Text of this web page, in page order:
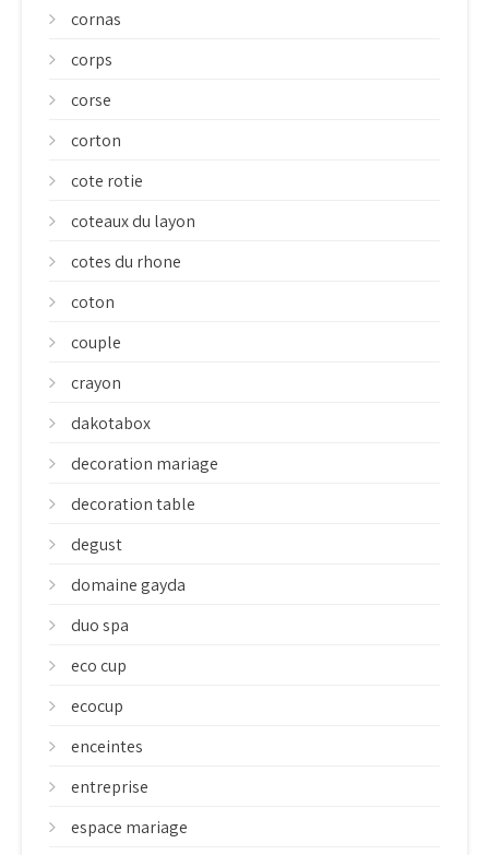
cornas
corps
corse
corton
cote rotie
coteaux du layon
cotes du rhone
coton
couple
crayon
dakotabox
decoration mariage
decoration table
degust
domaine gayda
duo spa
eco cup
ecocup
enceintes
entreprise
espace mariage